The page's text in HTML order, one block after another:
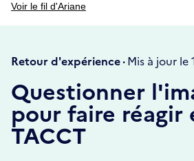
Voir le fil d'Ariane
Retour d'expérience ·Mis à jour
Questionner
pour faire réagir
TACCT